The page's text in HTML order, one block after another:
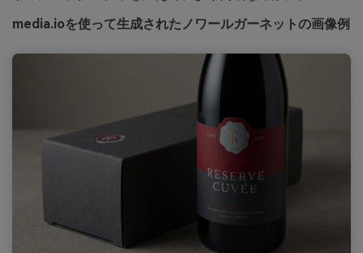
media.ioを使って生成されたノワールガーネットの画像例